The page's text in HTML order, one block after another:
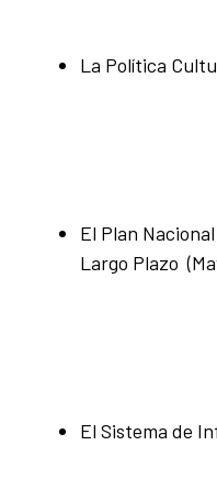
La Política
El Plan
Largo Plazo
El Sistema de